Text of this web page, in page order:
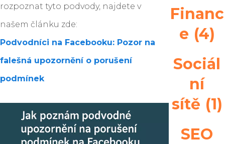
rozpoznat tyto podvody, najdete v
našem článku zde:
Podvodníci na Facebooku: Pozor na
falešná upozornění o porušení
podmínek
Financ
e (4)
Sociál
ní
sítě (1)
SEO